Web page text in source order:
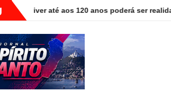
120 anos poderá ser realidade Como